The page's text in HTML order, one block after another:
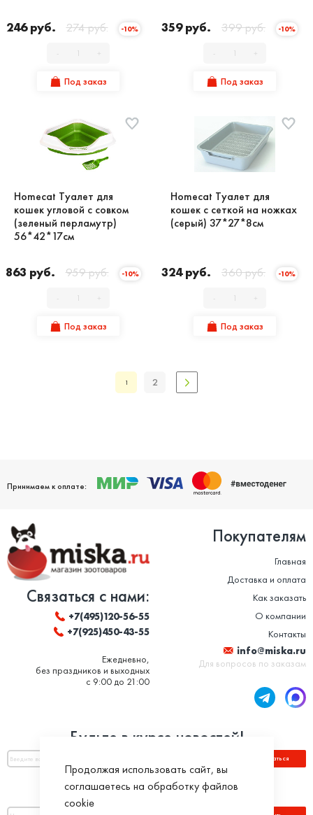
246 руб. 274 руб. -10%
- +
Под заказ
359 руб. 399 руб. -10%
- +
Под заказ
Homecat Туалет для
кошек угловой с совком
(зеленый перламутр)
56*42*17см
863 руб. 959 руб. -10%
- +
Под заказ
Homecat Туалет для
кошек с сеткой на ножках
(серый) 37*27*8см
324 руб. 360 руб. -10%
- +
Под заказ
1 2
Принимаем к оплате:
Связаться с нами:
+7(495)120-56-55
+7(925)450-43-55
Ежедневно,
без праздников и выходных
с 9:00 до 21:00
Покупателям
Главная
Доставка и оплата
Как заказать
О компании
Контакты
info@miska.ru
Для вопросов по заказам
Будьте в курсе новостей!
Подписаться
Оплатить по номеру заказа:
Продолжая использовать сайт, вы
соглашаетесь на обработку файлов
cookie